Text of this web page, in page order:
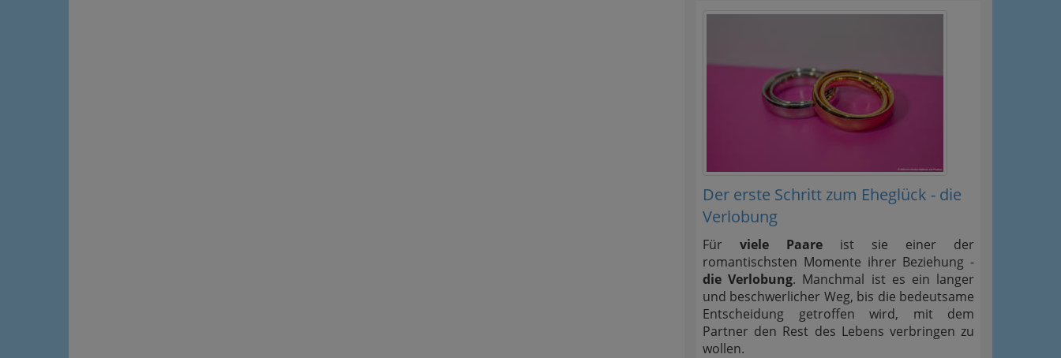
Der erste Schritt zum Eheglück - die
Verlobung
Für viele Paare ist sie einer der
romantischsten Momente ihrer Beziehung -
die Verlobung. Manchmal ist es ein langer
und beschwerlicher Weg, bis die bedeutsame
Entscheidung getroffen wird, mit dem
Partner den Rest des Lebens verbringen zu
wollen.